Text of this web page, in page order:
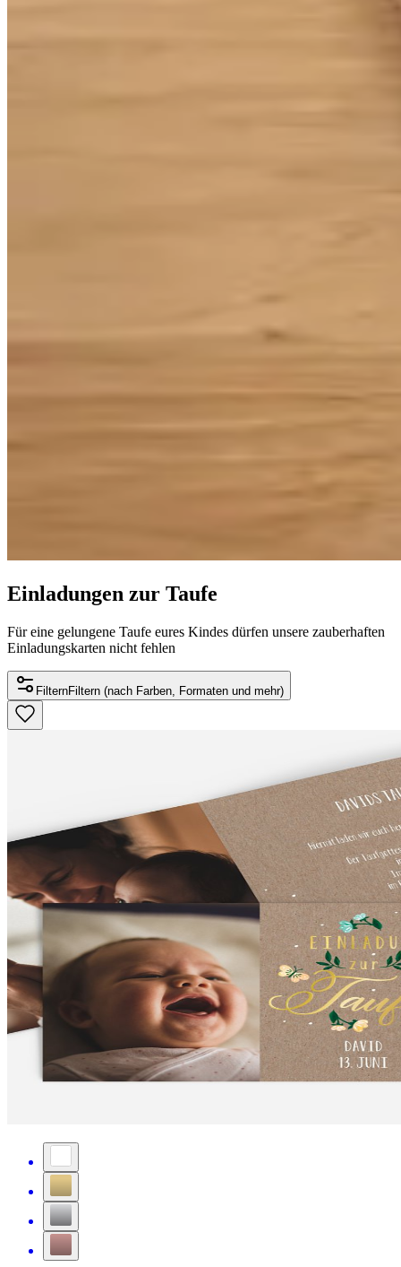
Einladungen zur Taufe
Für eine gelungene Taufe eures Kindes dürfen unsere zauberhaften
Einladungskarten nicht fehlen
FilternFiltern (nach Farben, Formaten und mehr)